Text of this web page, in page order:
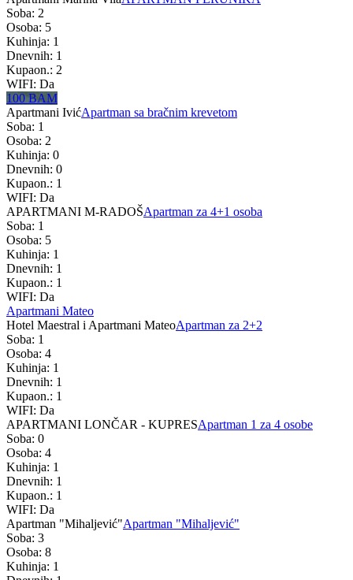
Soba: 2
Osoba: 5
Kuhinja: 1
Dnevnih: 1
Kupaon.: 2
WIFI: Da
100 BAM
Apartmani IvićApartman sa bračnim krevetom
Soba: 1
Osoba: 2
Kuhinja: 0
Dnevnih: 0
Kupaon.: 1
WIFI: Da
APARTMANI M-RADOŠApartman za 4+1 osoba
Soba: 1
Osoba: 5
Kuhinja: 1
Dnevnih: 1
Kupaon.: 1
WIFI: Da
Apartmani Mateo
Hotel Maestral i Apartmani MateoApartman za 2+2
Soba: 1
Osoba: 4
Kuhinja: 1
Dnevnih: 1
Kupaon.: 1
WIFI: Da
APARTMANI LONČAR - KUPRESApartman 1 za 4 osobe
Soba: 0
Osoba: 4
Kuhinja: 1
Dnevnih: 1
Kupaon.: 1
WIFI: Da
Apartman "Mihaljević"Apartman "Mihaljević"
Soba: 3
Osoba: 8
Kuhinja: 1